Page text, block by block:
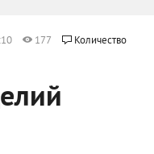
177
Количество